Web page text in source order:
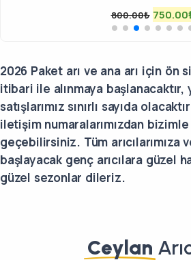
800.00₺ 750.00
2026 Paket arı ve ana arı için ön
itibari ile alınmaya
satışlarımız sınırlı sayıda
iletişim numaralarımızdan
geçebilirsiniz. Tüm arıcılarımıza
başlayacak genç arıcılara güzel
güzel sezonlar dileriz.
Ceylan